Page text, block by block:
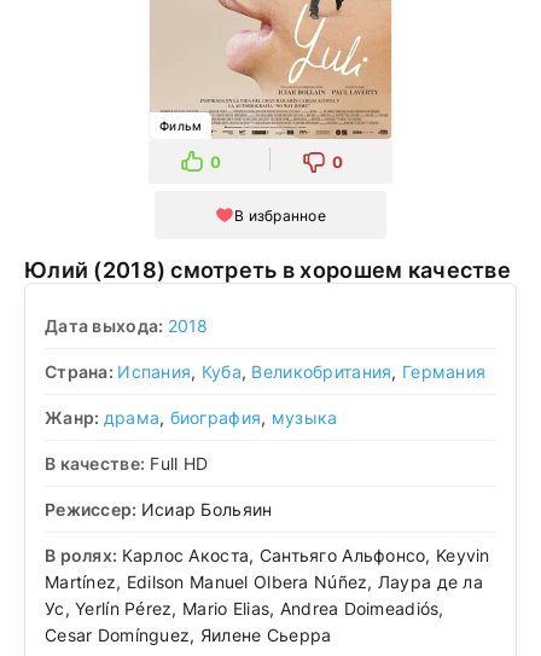
Фильм
0 0
В избранное
Юлий (2018) смотреть в хорошем качестве
Дата выхода: 2018
Страна: Испания, Куба, Великобритания, Германия
Жанр: драма, биография, музыка
В качестве: Full HD
Режиссер: Исиар Больяин
В ролях: Карлос Акоста, Сантьяго Альфонсо, Keyvin
Martínez, Edilson Manuel Olbera Núñez, Лаура де ла
Ус, Yerlín Pérez, Mario Elias, Andrea Doimeadiós,
Cesar Domínguez, Яилене Сьерра